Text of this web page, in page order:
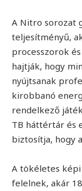
A Nitro sorozat
teljesítményű,
processzorok
hajtják, hogy
nyújtsanak
kirobbanó
rendelkező
TB háttértár és
biztosítja, hogy
A tökéletes
felelnek, akár